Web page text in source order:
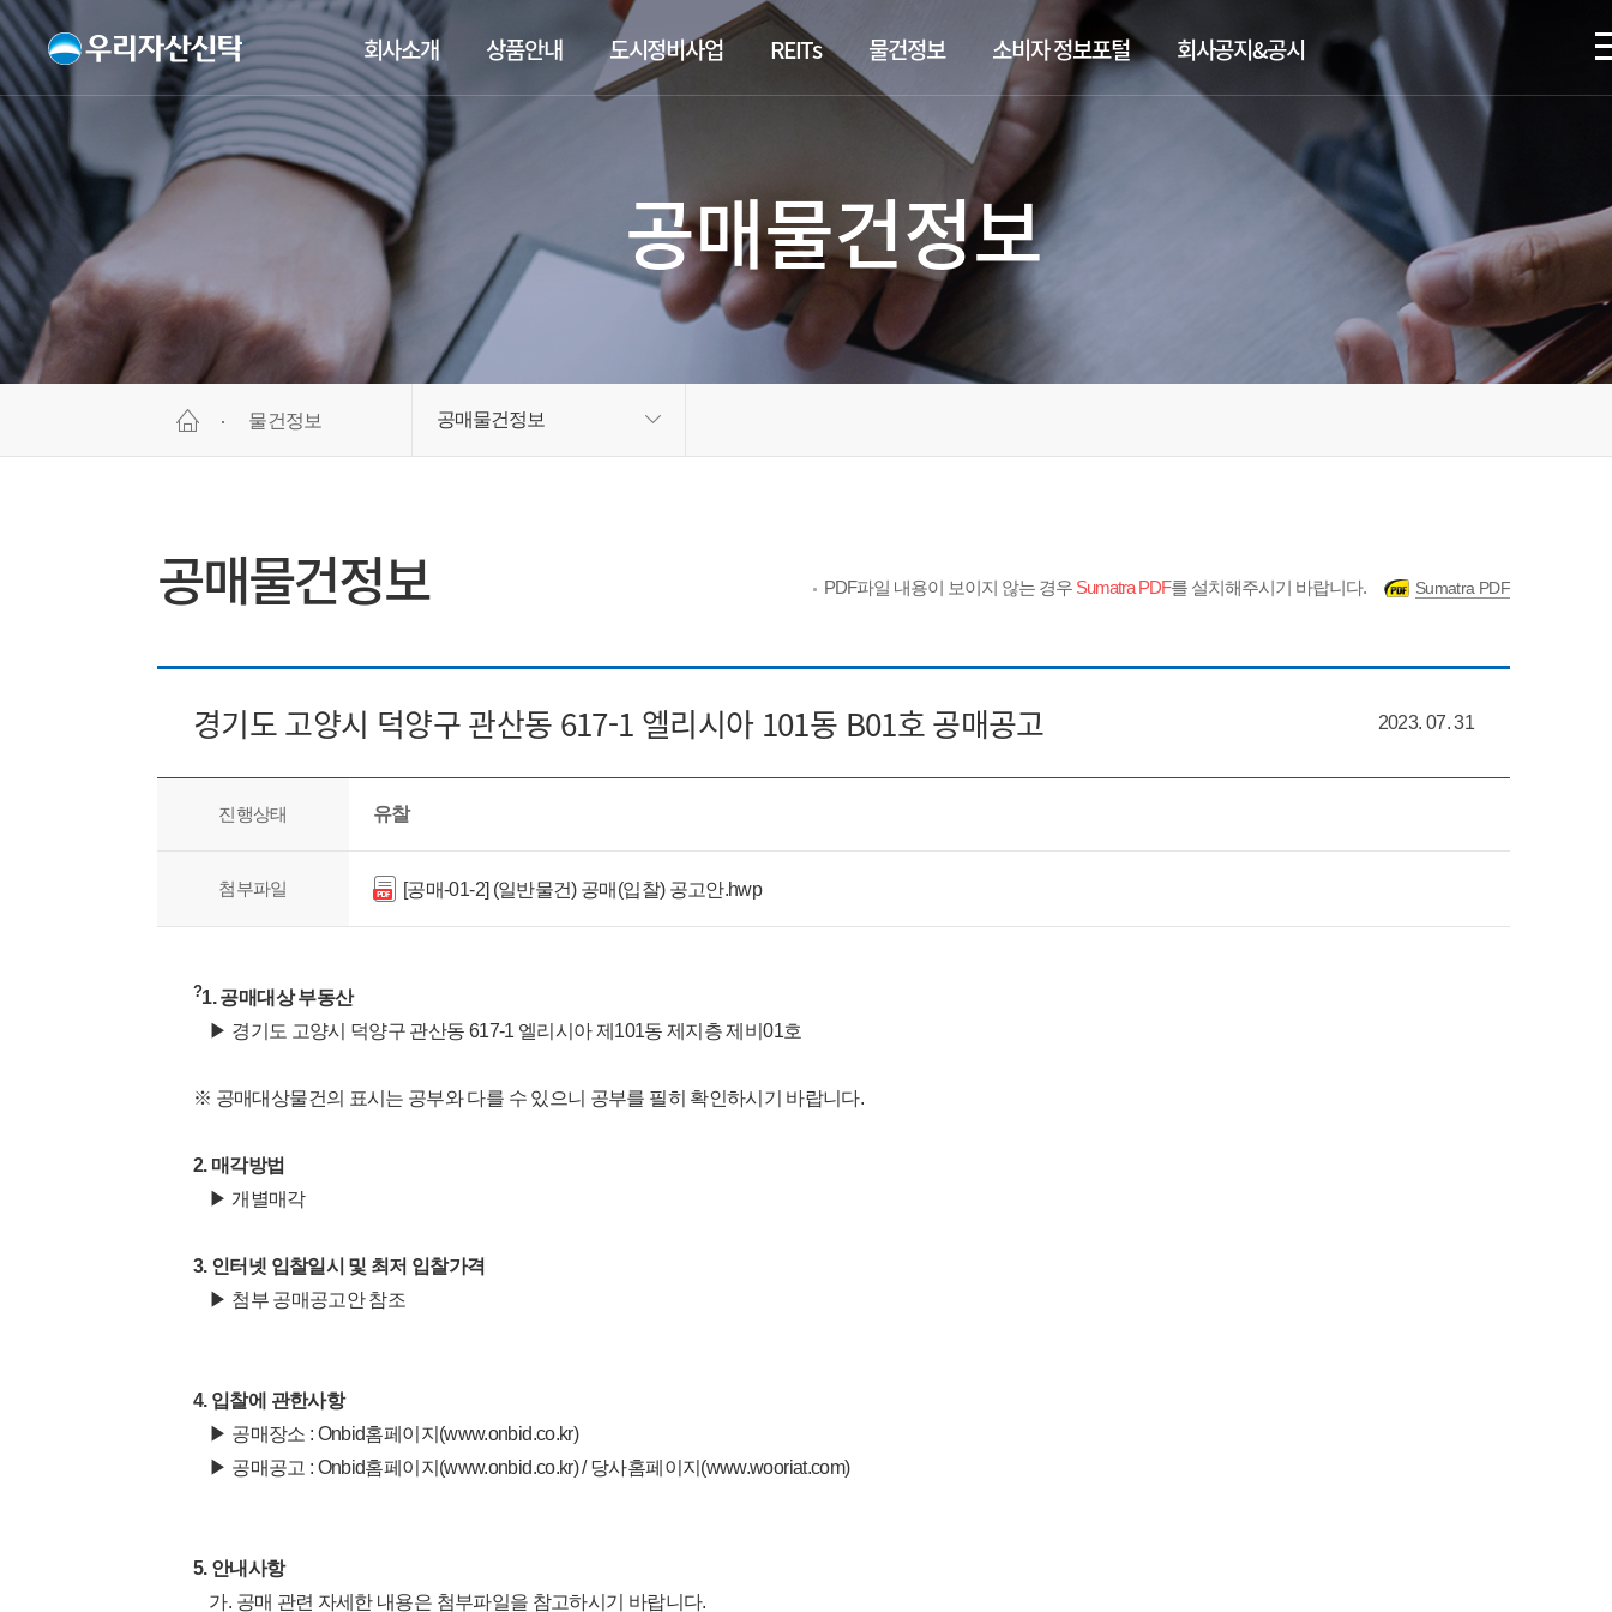
회사소개 상품안내 도시정비사업 REITs 물건정보 소비자 정보포털 회사공지&공시
공매물건정보
물건정보 공매물건정보
공매물건정보 PDF파일 내용이 보이지 않는 경우 Sumatra PDF를 설치해주시기 바랍니다. Sumatra PDF
경기도 고양시 덕양구 관산동 617-1 엘리시아 101동 B01호 공매공고 2023. 07. 31
진행상태 유찰
첨부파일 [공매-01-2] (일반물건) 공매(입찰) 공고안.hwp
?1. 공매대상 부동산
▶ 경기도 고양시 덕양구 관산동 617-1 엘리시아 제101동 제지층 제비01호
※ 공매대상물건의 표시는 공부와 다를 수 있으니 공부를 필히 확인하시기 바랍니다.
2. 매각방법
▶ 개별매각
3. 인터넷 입찰일시 및 최저 입찰가격
▶ 첨부 공매공고안 참조
4. 입찰에 관한사항
▶ 공매장소 : Onbid홈페이지(www.onbid.co.kr)
▶ 공매공고 : Onbid홈페이지(www.onbid.co.kr)/ 당사홈페이지(www.wooriat.com)
5. 안내사항
가. 공매 관련 자세한 내용은 첨부파일을 참고하시기 바랍니다.